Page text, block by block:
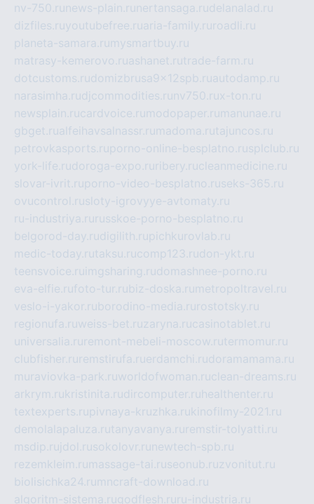
nv-750.ru news-plain.ru nertansaga.rudelanalad.ru
dizfiles.ruyoutubefree.ruaria-family.ru roadli.ru
planeta-samara.ru mysmartbuy.ru
matrasy-kemerovo.ruashanet.rutrade-farm.ru
dotcustoms.rudomizbrusa9x12spb.ruautodamp.ru
narasimha.rudjcommodities.ru nv750.rux-ton.ru
newsplain.rucardvoice.ru modopaper.ru manunae.ru
gbget.rualfeihavsalnassr.ru madoma.rutajuncos.ru
petrovkasports.ruporno-online-besplatno.rusplclub.ru
york-life.rudoroga-expo.ru ribery.rucleanmedicine.ru
slovar-ivrit.ruporno-video-besplatno.ruseks-365.ru
ovucontrol.rusloty-igrovyye-avtomaty.ru
ru-industriya.ru russkoe-porno-besplatno.ru
belgorod-day.rudigilith.rupichkurovlab.ru
medic-today.rutaksu.rucomp123.rudon-ykt.ru
teensvoice.ru imgsharing.rudomashnee-porno.ru
eva-elfie.rufoto-tur.rubiz-doska.ru metropoltravel.ru
veslo-i-yakor.ruborodino-media.ru rostotsky.ru
regionufa.ruweiss-bet.ruzaryna.rucasinotablet.ru
universalia.ru remont-mebeli-moscow.rutermomur.ru
clubfisher.ru remstirufa.ruerdamchi.rudoramamama.ru
muraviovka-park.ruworldofwoman.ruclean-dreams.ru
arkrym.rukristinita.rudircomputer.ru healthenter.ru
textexperts.rupivnaya-kruzhka.rukinofilmy-2021.ru
demolalapaluza.rutanyavanya.ru remstir-tolyatti.ru
msdip.ru jdol.rusokolovr.ru newtech-spb.ru
rezemkleim.ru massage-tai.ruseonub.ruzvonitut.ru
biolisichka24.ru mncraft-download.ru
algoritm-sistema.rugodflesh.ru ru-industria.ru